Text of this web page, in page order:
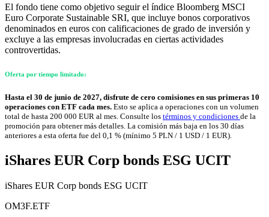
El fondo tiene como objetivo seguir el índice Bloomberg MSCI
Euro Corporate Sustainable SRI, que incluye bonos corporativos
denominados en euros con calificaciones de grado de inversión y
excluye a las empresas involucradas en ciertas actividades
controvertidas.
Oferta por tiempo limitado:
Hasta el 30 de junio de 2027, disfrute de cero comisiones en sus primeras 10
operaciones con ETF cada mes. Esto se aplica a operaciones con un volumen
total de hasta 200 000 EUR al mes. Consulte los términos y condiciones de la
promoción para obtener más detalles. La comisión más baja en los 30 días
anteriores a esta oferta fue del 0,1 % (mínimo 5 PLN / 1 USD / 1 EUR).
iShares EUR Corp bonds ESG UCIT
iShares EUR Corp bonds ESG UCIT
OM3F.ETF